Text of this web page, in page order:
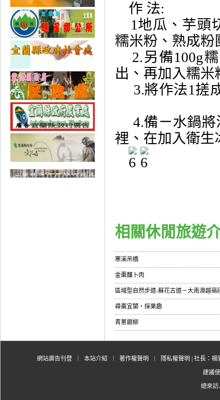
作 法:
1地瓜、芋頭
糯米粉、熟
2.另備100g
出、再加入
3.將作法1搓
4.備ㄧ水鍋將
裡、在加入衛
相關休閒旅遊
寒溪吊橋
金棗釀卜肉
區域型自然步道-蘇花古道－大南澳越嶺
尋棗宜蘭‧採果趣
青蔥銀柳
網站廣告刊登 本站介紹 著作權聲明 隱私權聲明 | 社長：
建議
總來訪